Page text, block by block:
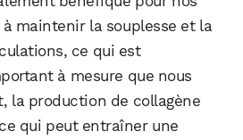
maintenir la souplesse et la
ce qui est
à mesure que nous
la production de collagène
qui peut entraîner une